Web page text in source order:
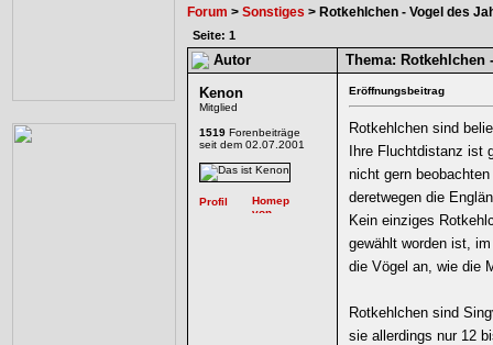
Forum > Sonstiges > Rotkehlchen - Vogel des
Seite: 1
Autor Thema: Rotkehlchen
Kenon
Mitglied
1519 Forenbeiträge
seit dem 02.07.2001
Eröffnungsbeitrag
Rotkehlchen sind
Ihre Fluchtdistanz ist
nicht gern
deretwegen die
Kein einziges
gewählt worden ist,
die Vögel an, wie die
Rotkehlchen sind
sie allerdings nur 12